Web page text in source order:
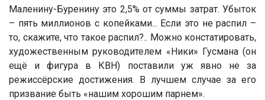
Маленину-Буренину это 2,5% от суммы затрат. Убыток
– пять миллионов с копейками... Если это не распил –
то, скажите, что такое распил?.. Можно констатировать,
художественным руководителем «Ники» Гусмана (он
ещё и фигура в КВН) поставили уж явно не за
режиссёрские достижения. В лучшем случае за его
призвание быть «нашим хорошим парнем».